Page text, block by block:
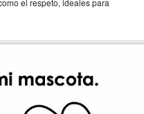
el respeto, ideales para